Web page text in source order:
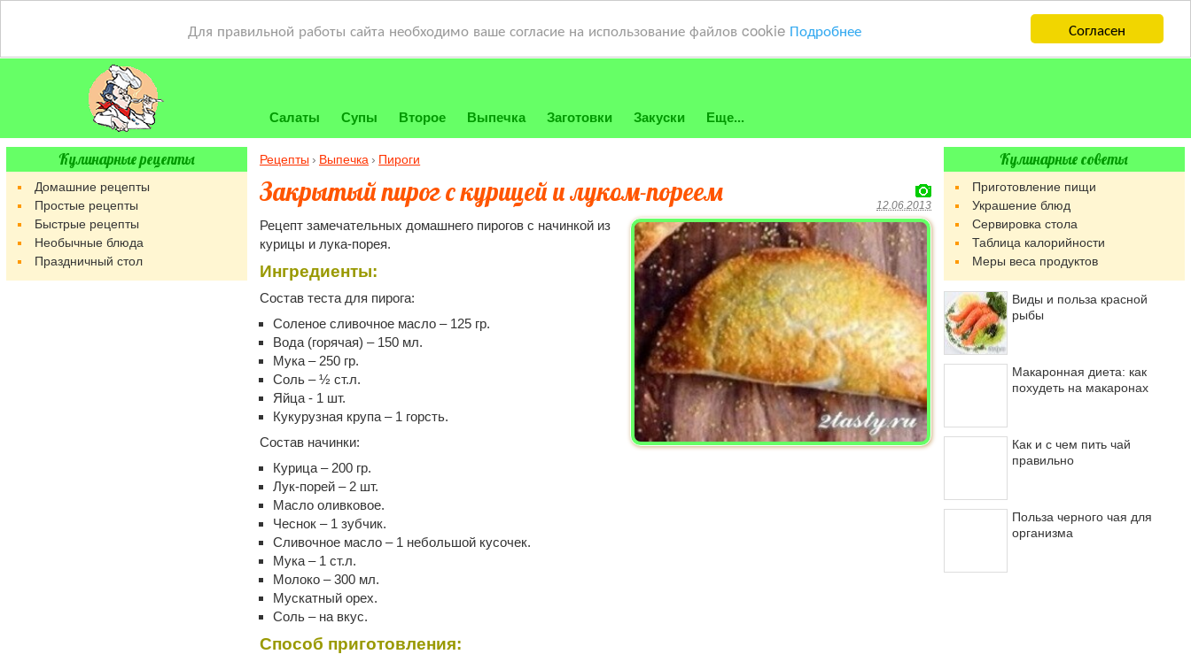
Согласен
Для правильной работы сайта необходимо ваше согласие на использование файлов cookie Подробнее
Салаты Супы Второе Выпечка Заготовки Закуски Еще...
Рецепты Выпечка Пироги
Закрытый пирог с курицей и луком-пореем 12.06.2013
Рецепт замечательных домашнего пирогов с начинкой из
курицы и лука-порея.
Ингредиенты:
Состав теста для пирога:
Соленое сливочное масло – 125 гр.
Вода (горячая) – 150 мл.
Мука – 250 гр.
Соль – ½ ст.л.
Яйца - 1 шт.
Кукурузная крупа – 1 горсть.
Состав начинки:
Курица – 200 гр.
Лук-порей – 2 шт.
Масло оливковое.
Чеснок – 1 зубчик.
Сливочное масло – 1 небольшой кусочек.
Мука – 1 ст.л.
Молоко – 300 мл.
Мускатный орех.
Соль – на вкус.
Способ приготовления:
Кулинарные рецепты
Домашние рецепты
Простые рецепты
Быстрые рецепты
Необычные блюда
Праздничный стол
Кулинарные советы
Приготовление пищи
Украшение блюд
Сервировка стола
Таблица калорийности
Меры веса продуктов
Виды и польза красной
рыбы
Макаронная диета: как
похудеть на макаронах
Как и с чем пить чай
правильно
Польза черного чая для
организма